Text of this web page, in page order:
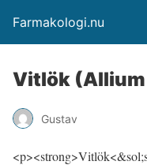
Farmakologi.nu
Vitlök
Gustav